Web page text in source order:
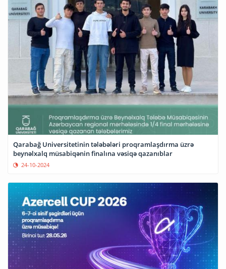
Qarabağ Universitetinin tələbələri proqramlaşdırma üzrə
beynəlxalq müsabiqənin finalına vəsiqə qazanıblar
24-10-2024